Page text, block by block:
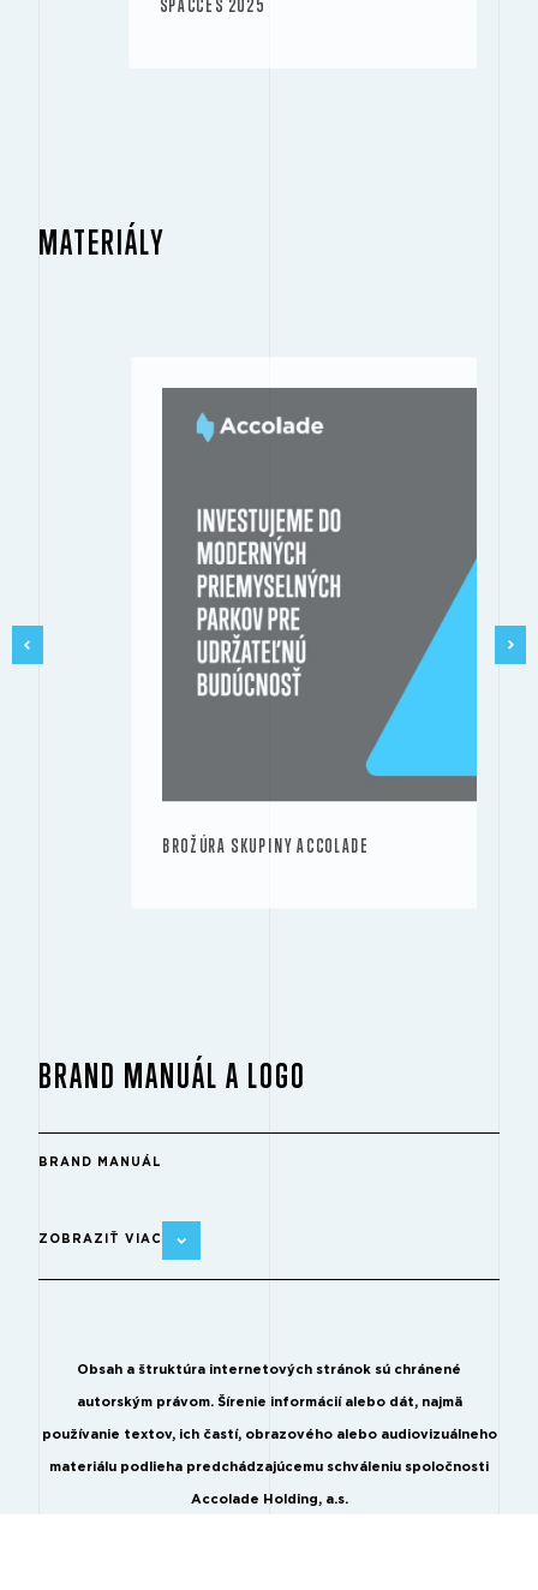
SPACCES 2025
MATERIÁLY
BROŽÚRA SKUPINY ACCOLADE
BRAND MANUÁL A LOGO
BRAND MANUÁL
ZOBRAZIŤ VIAC
Obsah a štruktúra internetových stránok sú chránené
autorským právom. Šírenie informácií alebo dát, najmä
používanie textov, ich častí, obrazového alebo audiovizuálneho
materiálu podlieha predchádzajúcemu schváleniu spoločnosti
Accolade Holding, a.s.